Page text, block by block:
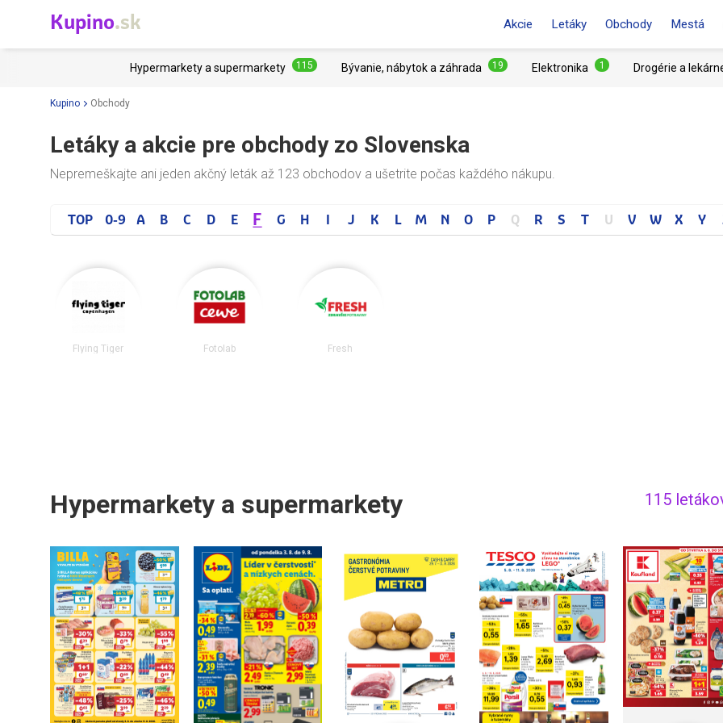
Kupino.sk Akcie Letáky Obchody Mestá
Hypermarkety a supermarkety 115 Bývanie, nábytok a záhrada 19 Elektronika 1 Drogérie a
Kupino Obchody
Letáky a akcie pre obchody zo Slovenska
Nepremeškajte ani jeden akčný leták až 123 obchodov a ušetrite počas každého nákupu.
TOP 0-9 A B C D E F G H I J K L M N O P Q R S T U V W X Y
Flying Tiger Fotolab Fresh
Hypermarkety a supermarkety 115